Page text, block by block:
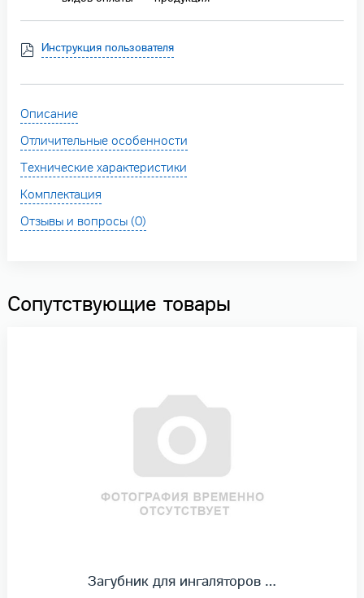
Инструкция пользователя
Описание
Отличительные особенности
Технические характеристики
Комплектация
Отзывы и вопросы (0)
Сопутствующие товары
Загубник для ингаляторов …